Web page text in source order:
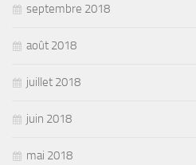
septembre 2018
août 2018
juillet 2018
juin 2018
mai 2018